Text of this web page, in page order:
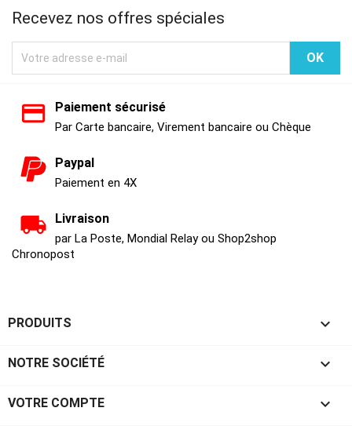
Recevez nos offres spéciales
Paiement sécurisé
Par Carte bancaire, Virement bancaire ou Chèque
Paypal
Paiement en 4X
Livraison
par La Poste, Mondial Relay ou Shop2shop
Chronopost
PRODUITS 
NOTRE SOCIÉTÉ 
VOTRE COMPTE 